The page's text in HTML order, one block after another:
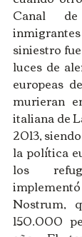
Canal
siniestro
luces de
europeas
murieran
italiana de
2013,
la política
los
Nostrum,
150.000